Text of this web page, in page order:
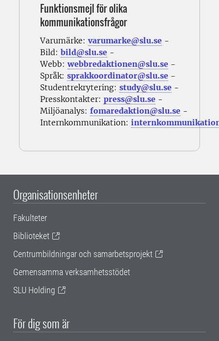
Funktionsmejl för olika
kommunikationsfrågor
Varumärke: varumarke@slu.se -
Bild: bild@slu.se -
Webb:webbredaktionen@slu.se -
Språk: sprakkoordinator@slu.se -
Studentrekrytering: study@slu.se -
Presskontakter: press@slu.se -
Miljöanalys: fomaredaktion@slu.se -
Internkommunikation:
Organisationsenheter
Fakulteter
Biblioteket
Centrumbildningar och samarbetsprojekt
Gemensamma verksamhetsstödet
SLU Holding
För dig som är